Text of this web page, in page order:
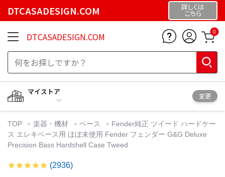
DTCASADESIGN.COM 詳しくは
こちら
DTCASADESIGN.COM 0
マイストア
変更
TOP 楽器・機材 ベース
Fender純正 ツイード ハードケー
ス エレキベース用 ほぼ未使用 Fender フェンダー G&G Deluxe
Precision Bass Hardshell Case Tweed
(2936)